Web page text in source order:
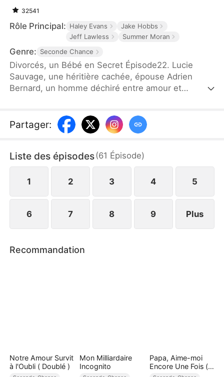
32541
Rôle Principal: Haley Evans
Jake Hobbs
Jeff Lawless
Summer Moran
Genre: Seconde Chance
Divorcés, un Bébé en Secret Épisode22. Lucie
Sauvage, une héritière cachée, épouse Adrien
Bernard, un homme déchiré entre amour et
profondes et des trahisons inattendues. Quand les
fantômes du passé resurgissent et que les vérités
Ou sera-t-il à jamais détruit ?
Partager:
Liste des épisodes(61 Épisode)
1 2 3 4 5
6 7 8 9 Plus
Recommandation
Notre Amour Survit
à l'Oubli ( Doublé )
Mon Milliardaire
Incognito
Papa, Aime-moi
Encore Une Fois (
Doublé )